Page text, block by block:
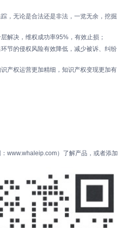
，无论是合法还是非法，一览无余，挖掘
解决，维权成功率95%，有效止损；
节的侵权风险有效降低，减少被诉、纠纷
产权运营更加精细，知识产权变现更加有
www.whaleip.com）了解产品，或者添加